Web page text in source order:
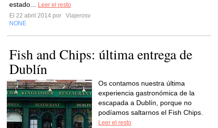
estado...
Leer el resto
El 22 abril 2014 por
Viajerosv
NONE
Fish and Chips: última entrega de
Dublín
Os contamos nuestra última
experiencia gastronómica de la
escapada a Dublín, porque no
podíamos saltarnos el Fish Chips.
Leer el resto